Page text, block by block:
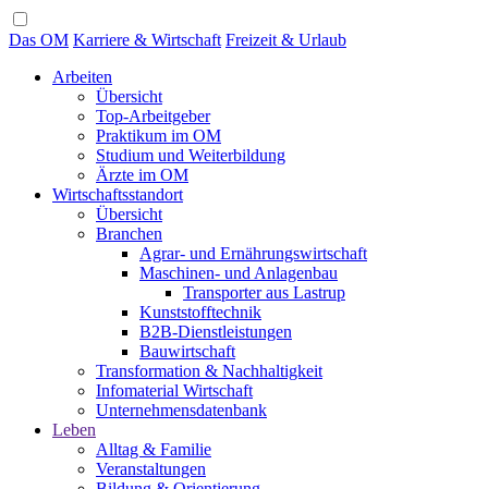
Das OM Karriere & Wirtschaft Freizeit & Urlaub
Arbeiten
Übersicht
Top-Arbeitgeber
Praktikum im OM
Studium und Weiterbildung
Ärzte im OM
Wirtschaftsstandort
Übersicht
Branchen
Agrar- und Ernährungswirtschaft
Maschinen- und Anlagenbau
Transporter aus Lastrup
Kunststofftechnik
B2B-Dienstleistungen
Bauwirtschaft
Transformation & Nachhaltigkeit
Infomaterial Wirtschaft
Unternehmensdatenbank
Leben
Alltag & Familie
Veranstaltungen